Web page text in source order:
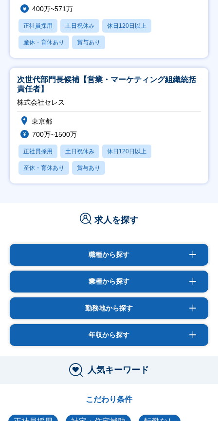
400万~571万
正社員採用 土日祝休み 休日120日以上
産休・育休あり 賞与あり
次世代部門長候補【営業・マーケティング組織統括
責任者】
株式会社セレス
東京都
700万~1500万
正社員採用 土日祝休み 休日120日以上
産休・育休あり 賞与あり
求人を探す
職種から探す
業種から探す
勤務地から探す
年収から探す
人気キーワード
こだわり条件